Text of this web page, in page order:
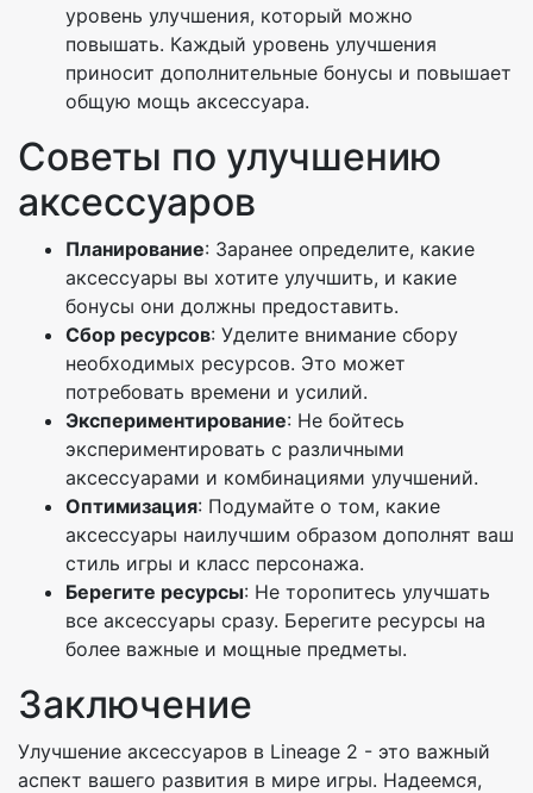
уровень улучшения, который можно
повышать. Каждый уровень улучшения
приносит дополнительные бонусы и повышает
общую мощь аксессуара.
Советы по улучшению
аксессуаров
Планирование: Заранее определите, какие
аксессуары вы хотите улучшить, и какие
бонусы они должны предоставить.
Сбор ресурсов: Уделите внимание сбору
необходимых ресурсов. Это может
потребовать времени и усилий.
Экспериментирование: Не бойтесь
экспериментировать с различными
аксессуарами и комбинациями улучшений.
Оптимизация: Подумайте о том, какие
аксессуары наилучшим образом дополнят ваш
стиль игры и класс персонажа.
Берегите ресурсы: Не торопитесь улучшать
все аксессуары сразу. Берегите ресурсы на
более важные и мощные предметы.
Заключение
Улучшение аксессуаров в Lineage 2 - это важный
аспект вашего развития в мире игры. Надеемся,